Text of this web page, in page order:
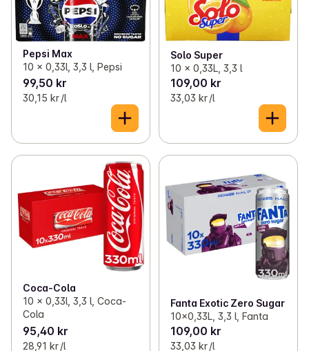
Pepsi Max
10 x 0,33l, 3,3 l, Pepsi
99,50 kr
30,15 kr /l
Solo Super
10 x 0,33L, 3,3 l
109,00 kr
33,03 kr /l
Coca-Cola
10 x 0,33l, 3,3 l, Coca-
Cola
95,40 kr
28,91 kr /l
Fanta Exotic Zero Sugar
10x0,33L, 3,3 l, Fanta
109,00 kr
33,03 kr /l